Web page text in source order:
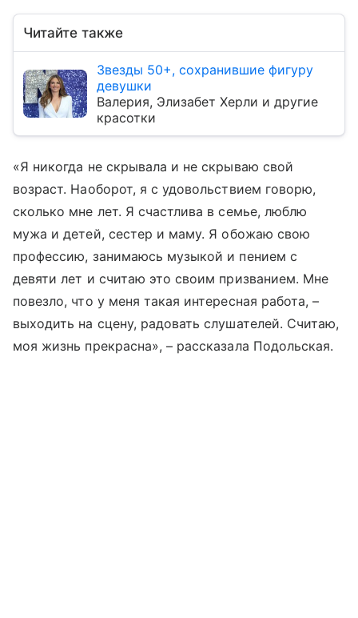
Читайте также
Звезды 50+, сохранившие фигуру
девушки
Валерия, Элизабет Херли и другие
красотки
«Я никогда не скрывала и не скрываю свой
возраст. Наоборот, я с удовольствием говорю,
сколько мне лет. Я счастлива в семье, люблю
мужа и детей, сестер и маму. Я обожаю свою
профессию, занимаюсь музыкой и пением с
девяти лет и считаю это своим призванием. Мне
повезло, что у меня такая интересная работа, –
выходить на сцену, радовать слушателей. Считаю,
моя жизнь прекрасна», – рассказала Подольская.